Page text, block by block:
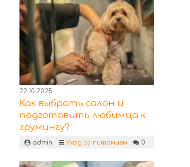
22.10.2025
Как выбрать салон и
подготовить любимца к
грумингу?
admin Уход за питомцем 0